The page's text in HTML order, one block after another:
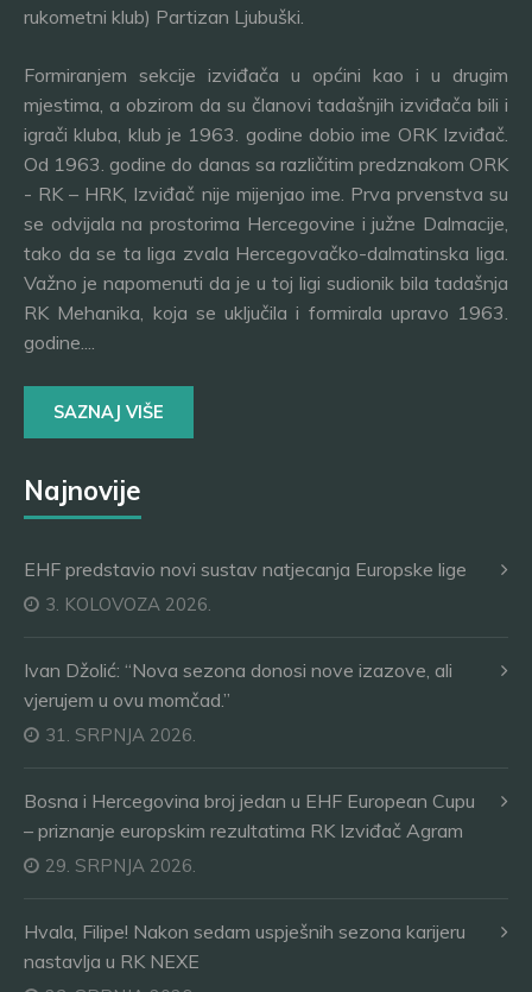
rukometni klub) Partizan Ljubuški.
Formiranjem sekcije izviđača u općini kao i u drugim
mjestima, a obzirom da su članovi tadašnjih izviđača bili i
igrači kluba, klub je 1963. godine dobio ime ORK Izviđač.
Od 1963. godine do danas sa različitim predznakom ORK
- RK – HRK, Izviđač nije mijenjao ime. Prva prvenstva su
se odvijala na prostorima Hercegovine i južne Dalmacije,
tako da se ta liga zvala Hercegovačko-dalmatinska liga.
Važno je napomenuti da je u toj ligi sudionik bila tadašnja
RK Mehanika, koja se uključila i formirala upravo 1963.
godine....
SAZNAJ VIŠE
Najnovije
EHF predstavio novi sustav natjecanja Europske lige
3. KOLOVOZA 2026.
Ivan Džolić: “Nova sezona donosi nove izazove, ali
vjerujem u ovu momčad.”
31. SRPNJA 2026.
Bosna i Hercegovina broj jedan u EHF European Cupu
– priznanje europskim rezultatima RK Izviđač Agram
29. SRPNJA 2026.
Hvala, Filipe! Nakon sedam uspješnih sezona karijeru
nastavlja u RK NEXE